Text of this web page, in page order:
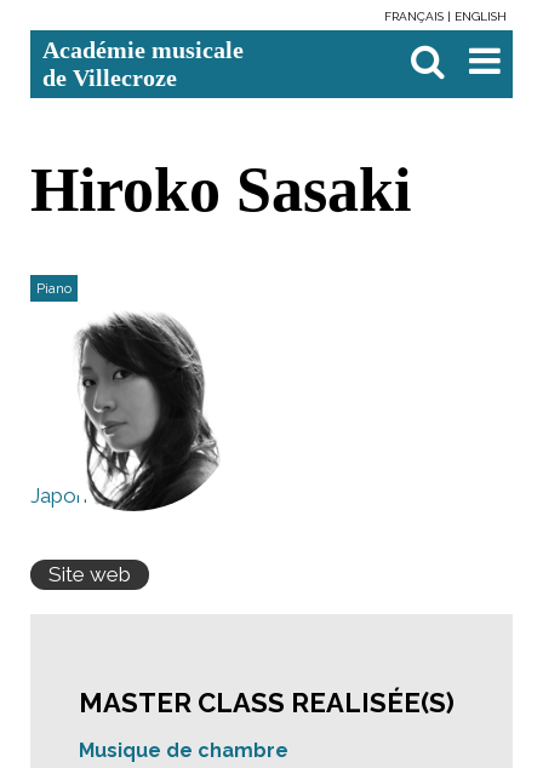
contenu.
Aller
à
personnels
FRANÇAIS ENGLISH
Académie musicale
de Villecroze

avancée…
Hiroko Sasaki
Piano
Japon
Site web
MASTER CLASS REALISÉE(S)
Musique de chambre